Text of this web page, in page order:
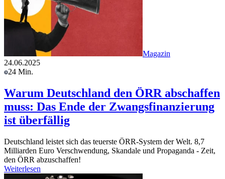
Magazin
24.06.2025
24 Min.
Warum Deutschland den ÖRR abschaffen
muss: Das Ende der Zwangsfinanzierung
ist überfällig
Deutschland leistet sich das teuerste ÖRR-System der Welt. 8,7
Milliarden Euro Verschwendung, Skandale und Propaganda - Zeit,
den ÖRR abzuschaffen!
Weiterlesen